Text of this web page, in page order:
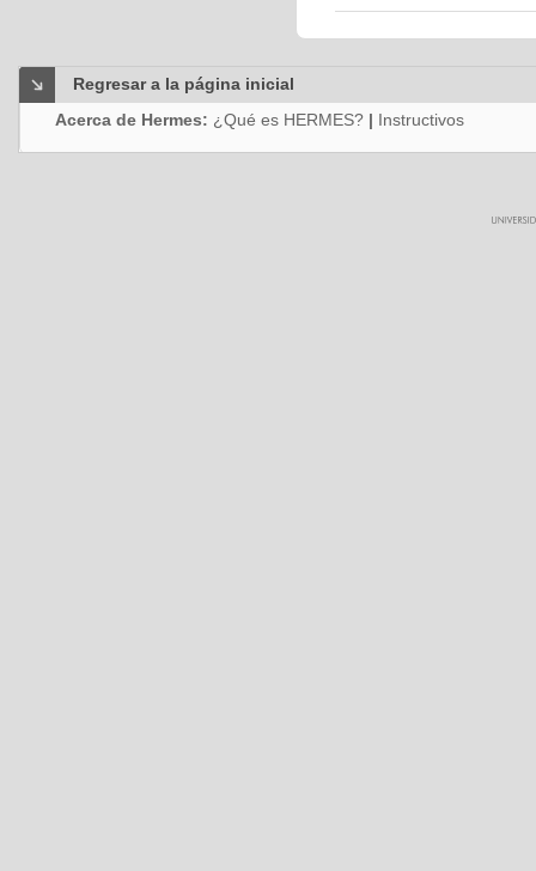
Regresar a la página inicial
Acerca de Hermes: ¿Qué es HERMES? | Instructivos